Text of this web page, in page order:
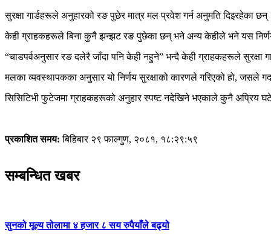
सुरक्षा गार्डहरूले अनुहारको रङ पुछेर मात्र मल प्रवेश गर्न अनुमति दिइरहेका
केही ग्राहकहरूले बिना कुनै झन्झट रङ पुछेका छन् भने अन्य केहीले भने यस
“चाडपर्वअनुसार रङ दलेरै जाँदा पनि केही नहुने” भन्दै केही ग्राहकहरूले सुरक्षा
मलका व्यवस्थापकका अनुसार यो निर्णय सुरक्षाको कारणले गरिएको हो, जसले
सिसिटिभी फुटेजमा ग्राहकहरूको अनुहार स्पष्ट नदेखिने भएकाले कुनै अप्रिय
प्रकाशित समय: बिहिबार २९ फाल्गुण, २०८१, १८:२९:५९
सम्बन्धित खबर
सुनको मूल्य तोलामा ४ हजार ८ सय रुपैयाँले बढ्यो